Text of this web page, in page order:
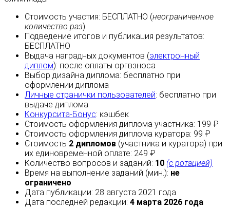
Стоимость участия: БЕСПЛАТНО (неограниченное
количество раз)
Подведение итогов и публикация результатов:
БЕСПЛАТНО
Выдача наградных документов (электронный
диплом): после оплаты оргвзноса
Выбор дизайна диплома: бесплатно при
оформлении диплома
Личные странички пользователей: бесплатно при
выдаче диплома
Конкурсита-Бонус: кэшбек
Стоимость оформления диплома участника: 199 ₽
Стоимость оформления диплома куратора: 99 ₽
Стоимость 2 дипломов (участника и куратора) при
их единовременной оплате: 249 ₽
Количество вопросов и заданий: 10 (с ротацией)
Время на выполнение заданий (мин.): не
ограничено
Дата публикации: 28 августа 2021 года
Дата последней редакции: 4 марта 2026 года